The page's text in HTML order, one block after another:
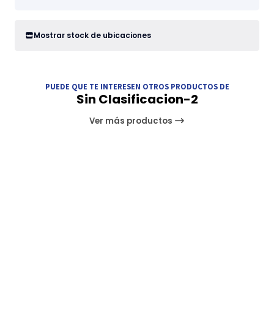
Mostrar stock de ubicaciones
PUEDE QUE TE INTERESEN OTROS PRODUCTOS DE
Sin Clasificacion-2
Ver más productos